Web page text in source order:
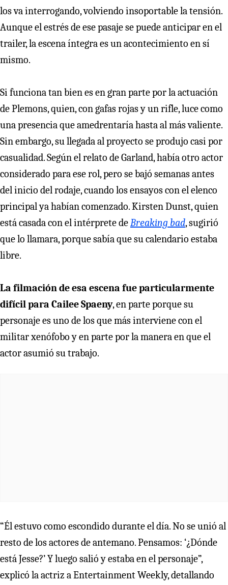
los va interrogando, volviendo insoportable la tensión.
Aunque el estrés de ese pasaje se puede anticipar en el
trailer, la escena íntegra es un acontecimiento en sí
mismo.
Si funciona tan bien es en gran parte por la actuación
de Plemons, quien, con gafas rojas y un rifle, luce como
una presencia que amedrentaría hasta al más valiente.
Sin embargo, su llegada al proyecto se produjo casi por
casualidad. Según el relato de Garland, había otro actor
considerado para ese rol, pero se bajó semanas antes
del inicio del rodaje, cuando los ensayos con el elenco
principal ya habían comenzado. Kirsten Dunst, quien
está casada con el intérprete deBreaking bad, sugirió
que lo llamara, porque sabía que su calendario estaba
libre.
La filmación de esa escena fue particularmente
difícil para Cailee Spaeny, en parte porque su
personaje es uno de los que más interviene con el
militar xenófobo y en parte por la manera en que el
actor asumió su trabajo.
“Él estuvo como escondido durante el día. No se unió al
resto de los actores de antemano. Pensamos: ‘¿Dónde
está Jesse?’ Y luego salió y estaba en el personaje”,
explicó la actriz a Entertainment Weekly, detallando